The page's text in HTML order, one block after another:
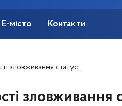
Е-місто Контакти
статусом ВПО
зловживання